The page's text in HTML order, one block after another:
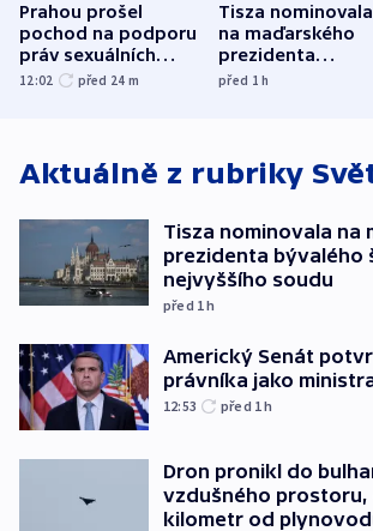
Prahou prošel
pochod na podporu
práv sexuálních
menšin
12:02 před 24 m
Tisza nominovala
na maďarského
prezidenta
bývalého šéfa
před 1h
Aktuálně z rubriky
Tisza nominovala na
prezidenta bývalého
nejvyššího soudu
před 1h
Americký Senát
právníka jako
12:53 před 1h
Dron pronikl do
vzdušného
kilometr od